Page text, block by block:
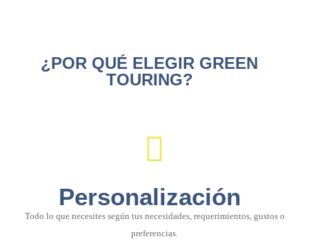
¿POR QUÉ ELEGIR GREEN
TOURING?
Personalización
Todo lo que necesites según tus necesidades, requerimientos, gustos o
preferencias.